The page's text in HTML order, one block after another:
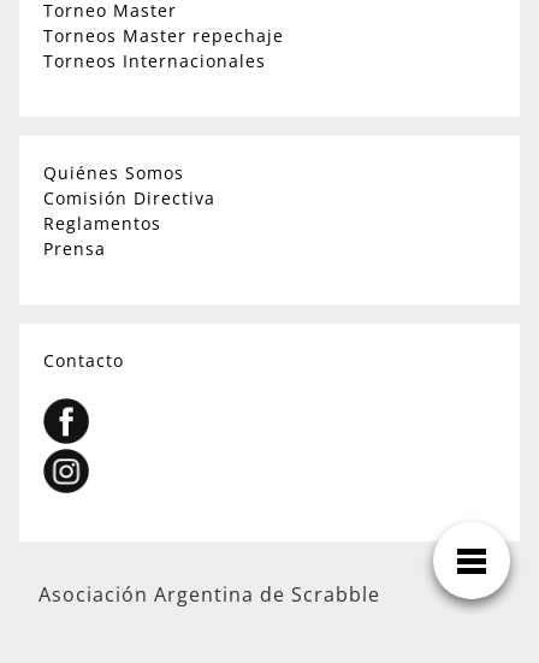
Torneo Master
Torneos Master repechaje
Torneos Internacionales
Quiénes Somos
Comisión Directiva
Reglamentos
Prensa
Contacto
Asociación Argentina de Scrabble